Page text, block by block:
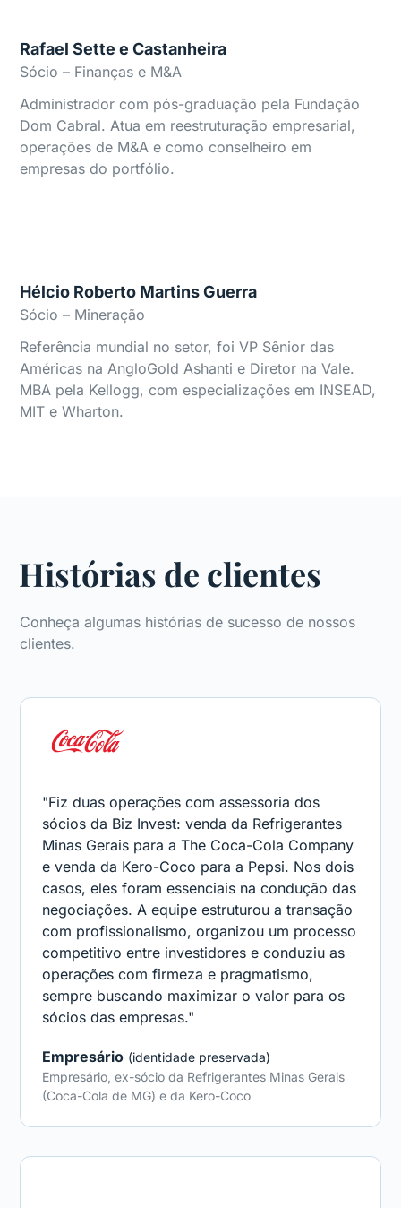
Rafael Sette e Castanheira
Sócio – Finanças e M&A
Administrador com pós-graduação pela Fundação
Dom Cabral. Atua em reestruturação empresarial,
operações de M&A e como conselheiro em
empresas do portfólio.
Hélcio Roberto Martins Guerra
Sócio – Mineração
Referência mundial no setor, foi VP Sênior das
Américas na AngloGold Ashanti e Diretor na Vale.
MBA pela Kellogg, com especializações em INSEAD,
MIT e Wharton.
Histórias de clientes
Conheça algumas histórias de sucesso de nossos
clientes.
"Fiz duas operações com assessoria dos
sócios da Biz Invest: venda da Refrigerantes
Minas Gerais para a The Coca-Cola Company
e venda da Kero-Coco para a Pepsi. Nos dois
casos, eles foram essenciais na condução das
negociações. A equipe estruturou a transação
com profissionalismo, organizou um processo
competitivo entre investidores e conduziu as
operações com firmeza e pragmatismo,
sempre buscando maximizar o valor para os
sócios das empresas."
Empresário (identidade preservada)
Empresário, ex-sócio da Refrigerantes Minas Gerais
(Coca-Cola de MG) e da Kero-Coco